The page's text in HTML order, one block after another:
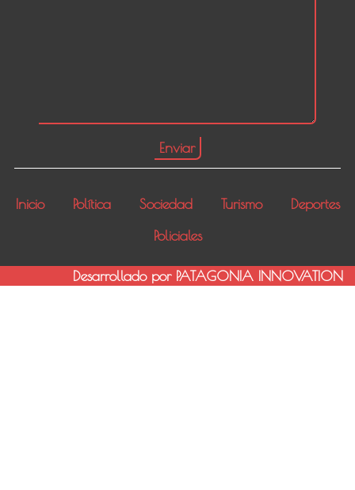
Inicio Política Sociedad Turismo
Deportes
Policiales
Desarrollado por PATAGONIA INNOVATION